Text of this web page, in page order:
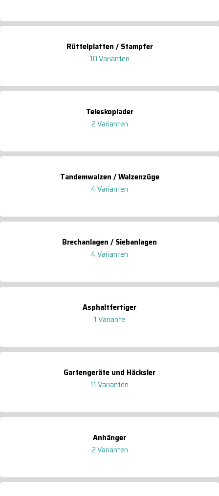
Rüttelplatten / Stampfer
10 Varianten
Teleskoplader
2 Varianten
Tandemwalzen / Walzenzüge
4 Varianten
Brechanlagen / Siebanlagen
4 Varianten
Asphaltfertiger
1 Variante
Gartengeräte und Häcksler
11 Varianten
Anhänger
2 Varianten